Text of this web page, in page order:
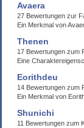
Avaera
27 Bewertungen zur
Ein Merkmal von
Thenen
17 Bewertungen zum
Eine
Eorithdeu
14 Bewertungen zum
Ein Merkmal von
Shunichi
11 Bewertungen zum